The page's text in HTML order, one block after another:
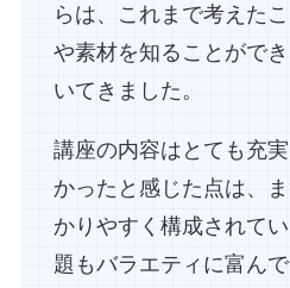
らは、これまで考えた
や素材を知ることがで
いてきました。
講座の内容はとても充
かったと感じた点は、
かりやすく構成されて
題もバラエティに富ん